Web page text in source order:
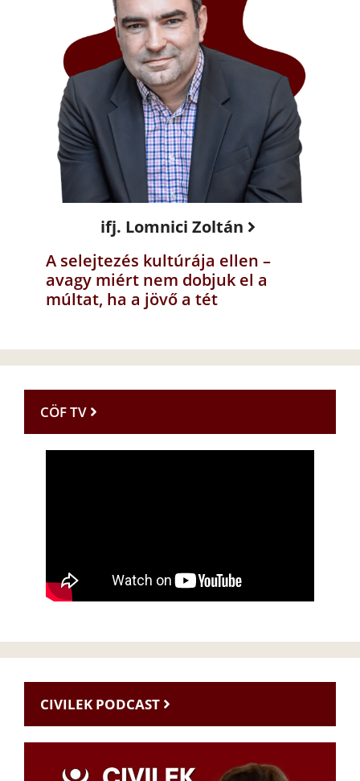
ifj. Lomnici Zoltán
A selejtezés kultúrája ellen –
avagy miért nem dobjuk el a
múltat, ha a jövő a tét
CÖF TV
CIVILEK PODCAST